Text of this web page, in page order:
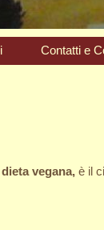
Contatti e
dieta vegana, è il